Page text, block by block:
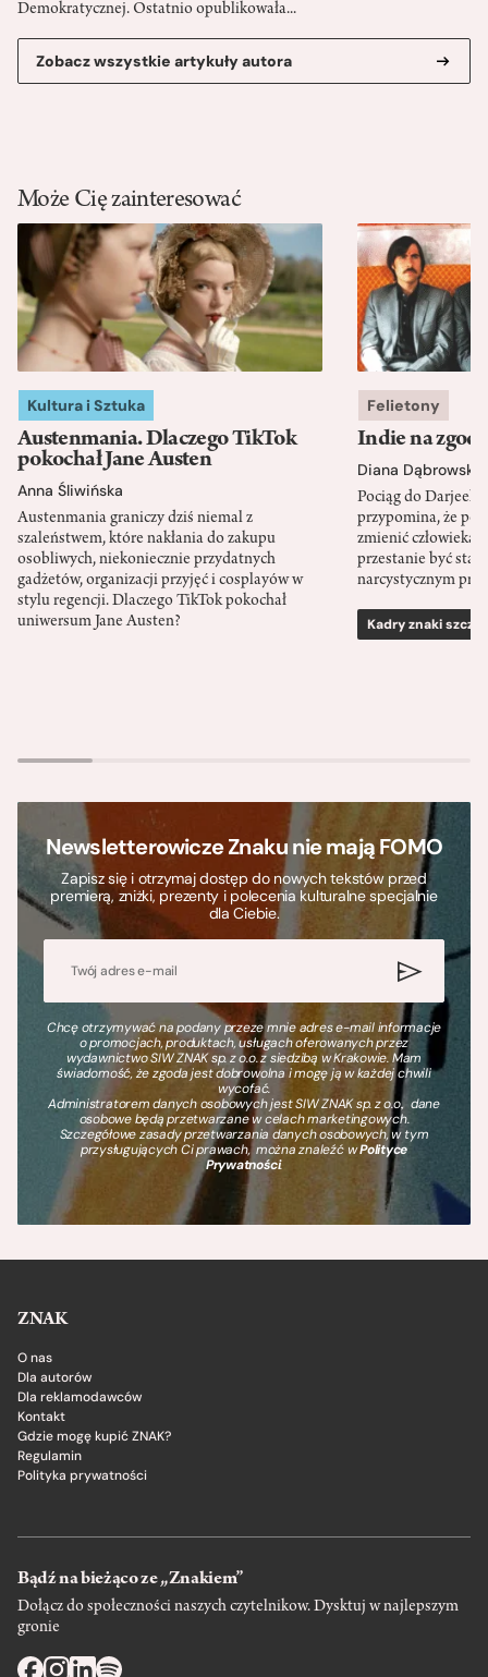
Demokratycznej. Ostatnio opublikowała...
Zobacz wszystkie artykuły autora
Może Cię zainteresować
Kultura i Sztuka
Austenmania. Dlaczego TikTok
pokochał Jane Austen
Anna Śliwińska
Austenmania graniczy dziś niemal z
szaleństwem, które nakłania do zakupu
osobliwych, niekoniecznie przydatnych
gadżetów, organizacji przyjęć i cosplayów w
stylu regencji. Dlaczego TikTok pokochał
uniwersum Jane Austen?
Felietony
Indie na
Diana Dąbrowska
Pociąg do
przypomina, że
zmienić człowieka
przestanie być
narcystycznym
Kadry znaki
Newsletterowicze Znaku nie mają FOMO
Zapisz się i otrzymaj dostęp do nowych tekstów przed
premierą, zniżki, prezenty i polecenia kulturalne specjalnie
dla Ciebie.
Chcę otrzymywać na podany przeze mnie adres e-mail informacje
o promocjach, produktach, usługach oferowanych przez
wydawnictwo SIW ZNAK sp. z o.o. z siedzibą w Krakowie. Mam
świadomość, że zgoda jest dobrowolna i mogę ją w każdej chwili
wycofać.
Administratorem danych osobowych jest SIW ZNAK sp. z o.o., dane
osobowe będą przetwarzane w celach marketingowych.
Szczegółowe zasady przetwarzania danych osobowych, w tym
przysługujących Ci prawach, można znaleźć wPolityce
Prywatności.
ZNAK
O nas
Dla autorów
Dla reklamodawców
Kontakt
Gdzie mogę kupić ZNAK?
Regulamin
Polityka prywatności
Bądź na bieżąco ze „Znakiem”
Dołącz do społeczności naszych czytelnikow. Dysktuj w najlepszym
gronie